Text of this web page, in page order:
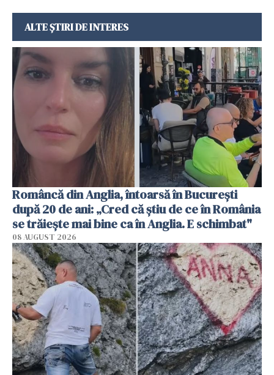
ALTE ȘTIRI DE INTERES
Româncă din Anglia, întoarsă în București
după 20 de ani: „Cred că știu de ce în România
se trăiește mai bine ca în Anglia. E schimbat"
08 AUGUST 2026